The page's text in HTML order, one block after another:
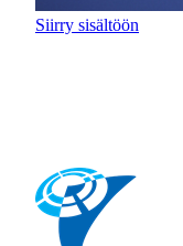
Siirry sisältöön